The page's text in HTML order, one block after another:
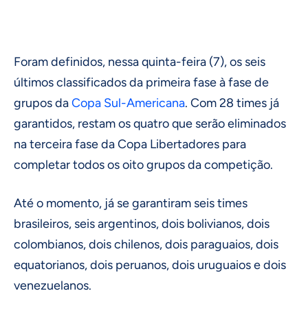
Foram definidos, nessa quinta-feira (7), os seis
últimos classificados da primeira fase à fase de
grupos daCopa Sul-Americana. Com 28 times já
garantidos, restam os quatro que serão eliminados
na terceira fase da Copa Libertadores para
completar todos os oito grupos da competição.
Até o momento, já se garantiram seis times
brasileiros, seis argentinos, dois bolivianos, dois
colombianos, dois chilenos, dois paraguaios, dois
equatorianos, dois peruanos, dois uruguaios e dois
venezuelanos.